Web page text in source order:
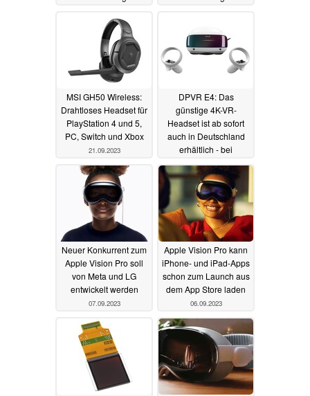
MSI GH50 Wireless:
Drahtloses Headset für
PlayStation 4 und 5,
PC, Switch und Xbox
21.09.2023
DPVR E4: Das
günstige 4K-VR-
Headset ist ab sofort
auch in Deutschland
erhältlich - bei
bestware noch zum
Vorzugspreis07.09.2023
Neuer Konkurrent zum
Apple Vision Pro soll
von Meta und LG
entwickelt werden
07.09.2023
Apple Vision Pro kann
iPhone- und iPad-Apps
schon zum Launch aus
dem App Store laden
06.09.2023